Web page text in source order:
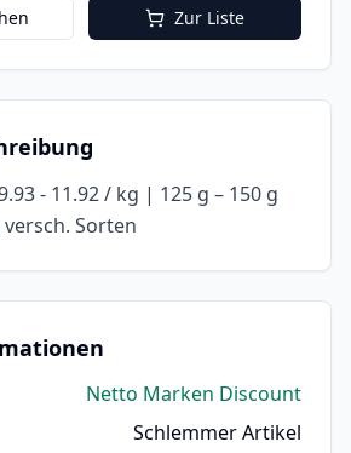
Zur Liste
- 11.92 / kg | 125 g – 150 g
versch. Sorten
Netto Marken Discount
Schlemmer Artikel